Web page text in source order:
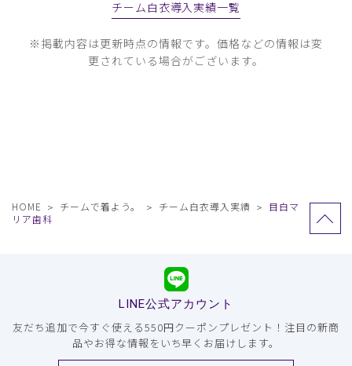
チーム白衣導入実績一覧
※掲載内容は更新時点の情報です。価格などの情報は変
更されている場合がございます。
HOME チームで着よう。 チーム白衣導入実績
目白マ
リア歯科
LINE公式アカウント
友だち追加で今すぐ使える550円クーポンプレゼント！注目の新商
品やお得な情報をいち早くお届けします。